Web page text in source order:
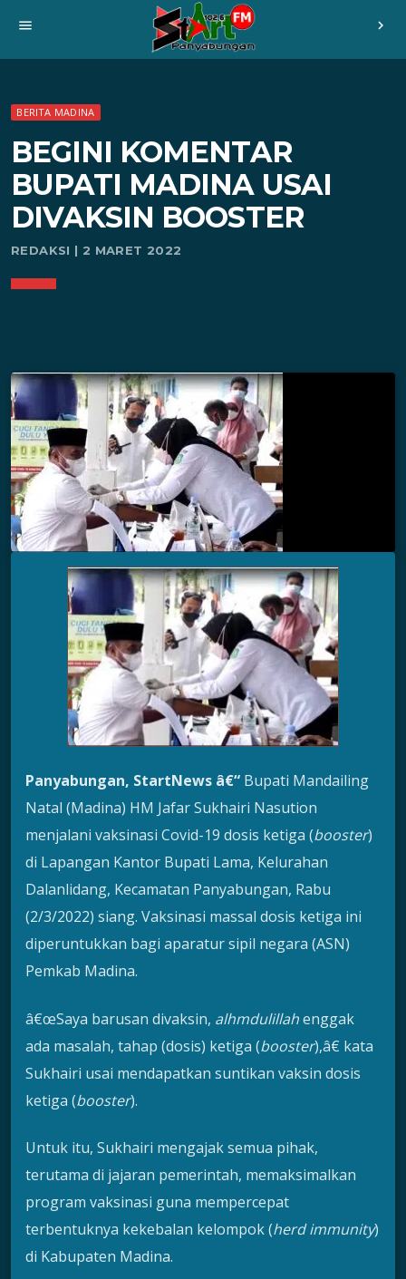
menu chevron_right
BERITA MADINA
BEGINI KOMENTAR
BUPATI MADINA USAI
DIVAKSIN BOOSTER
REDAKSI | 2 MARET 2022
Panyabungan, StartNews â€“ Bupati Mandailing
Natal (Madina) HM Jafar Sukhairi Nasution
menjalani vaksinasi Covid-19 dosis ketiga (booster)
di Lapangan Kantor Bupati Lama, Kelurahan
Dalanlidang, Kecamatan Panyabungan, Rabu
(2/3/2022) siang. Vaksinasi massal dosis ketiga ini
diperuntukkan bagi aparatur sipil negara (ASN)
Pemkab Madina.
â€œSaya barusan divaksin, alhmdulillahenggak
ada masalah, tahap (dosis) ketiga (booster),â€ kata
Sukhairi usai mendapatkan suntikan vaksin dosis
ketiga (booster).
Untuk itu, Sukhairi mengajak semua pihak,
terutama di jajaran pemerintah, memaksimalkan
program vaksinasi guna mempercepat
terbentuknya kekebalan kelompok (herd immunity)
di Kabupaten Madina.